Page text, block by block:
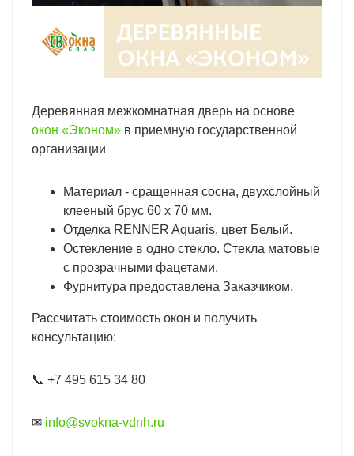
Деревянная межкомнатная дверь на основе
окон «Эконом» в приемную государственной
организации
Материал - сращенная сосна, двухслойный
клееный брус 60 х 70 мм.
Отделка RENNER Aquaris, цвет Белый.
Остекление в одно стекло. Стекла матовые
с прозрачными фацетами.
Фурнитура предоставлена Заказчиком.
Рассчитать стоимость окон и получить
консультацию:
📞 +7 495 615 34 80
✉ info@svokna-vdnh.ru